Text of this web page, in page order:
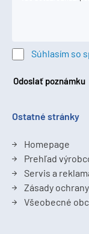
Súhlasím so
Odoslať poznámku
Ostatné stránky
Homepage
Prehľad
Servis a
Zásady
Všeobecné